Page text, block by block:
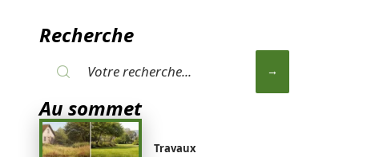
Recherche
Au sommet
Travaux